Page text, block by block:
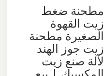
مطحنة ضغط
زيت القهوة
الصغيرة مطحنة
زيت جوز الهند
لآلة صنع زيت